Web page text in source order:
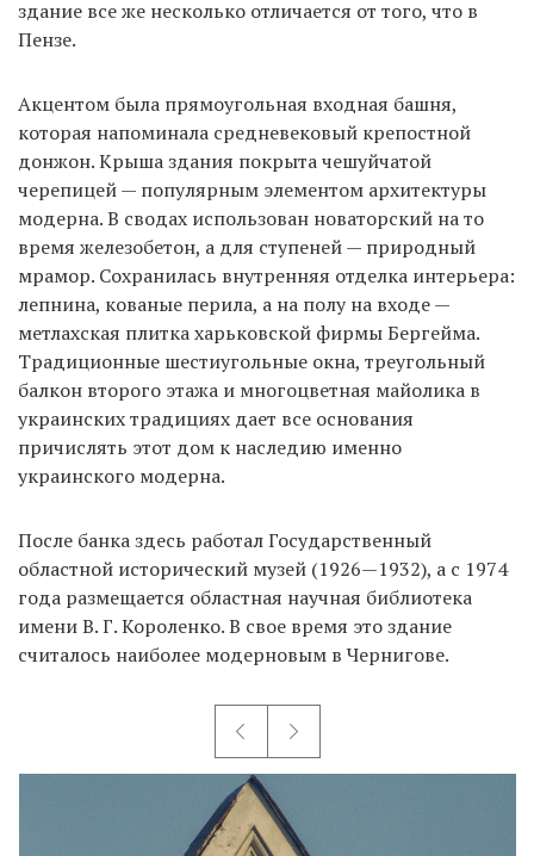
здание все же несколько отличается от того, что в
Пензе.
Акцентом была прямоугольная входная башня,
которая напоминала средневековый крепостной
донжон. Крыша здания покрыта чешуйчатой ​​
черепицей — популярным элементом архитектуры
модерна. В сводах использован новаторский на то
время железобетон, а для ступеней — природный
мрамор. Сохранилась внутренняя отделка интерьера:
лепнина, кованые перила, а на полу на входе —
метлахская плитка харьковской фирмы Бергейма.
Традиционные шестиугольные окна, треугольный
балкон второго этажа и многоцветная майолика в
украинских традициях дает все основания
причислять этот дом к наследию именно
украинского модерна.
После банка здесь работал Государственный
областной исторический музей (1926—1932), а с 1974
года размещается областная научная библиотека
имени В. Г. Короленко. В свое время это здание
считалось наиболее модерновым в Чернигове.